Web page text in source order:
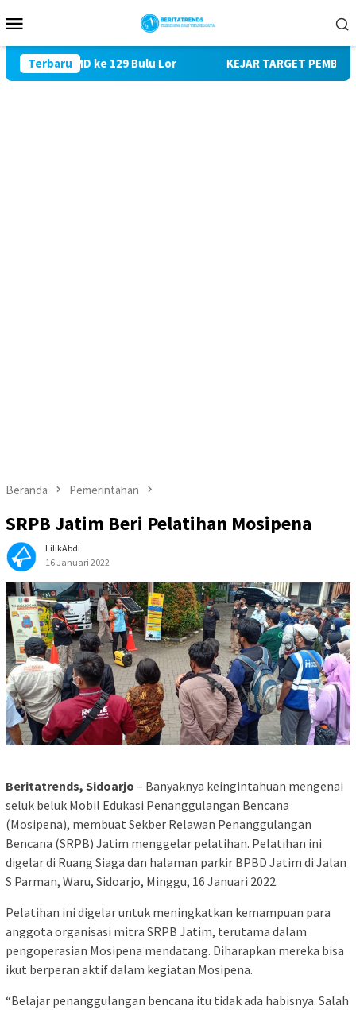
ke
Mobile
Terbaru
ke 129 Bulu Lor KEJAR TARGET PEMBANGUNAN
Beranda Pemerintahan
SRPB Jatim Beri Pelatihan Mosipena
LilikAbdi
16 Januari 2022
Beritatrends, Sidoarjo – Banyaknya keingintahuan mengenai
seluk beluk Mobil Edukasi Penanggulangan Bencana
(Mosipena), membuat Sekber Relawan Penanggulangan
Bencana (SRPB) Jatim menggelar pelatihan. Pelatihan ini
digelar di Ruang Siaga dan halaman parkir BPBD Jatim di Jalan
S Parman, Waru, Sidoarjo, Minggu, 16 Januari 2022.
Pelatihan ini digelar untuk meningkatkan kemampuan para
anggota organisasi mitra SRPB Jatim, terutama dalam
pengoperasian Mosipena mendatang. Diharapkan mereka bisa
ikut berperan aktif dalam kegiatan Mosipena.
“Belajar penanggulangan bencana itu tidak ada habisnya. Salah